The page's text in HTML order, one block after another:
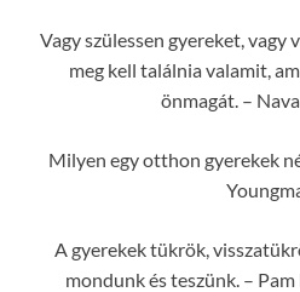
Vagy szülessen gyereket, vagy
meg kell találnia valamit,
önmagát. –
Milyen egy otthon gyerekek
A gyerekek tükrök,
mondunk és teszünk. –